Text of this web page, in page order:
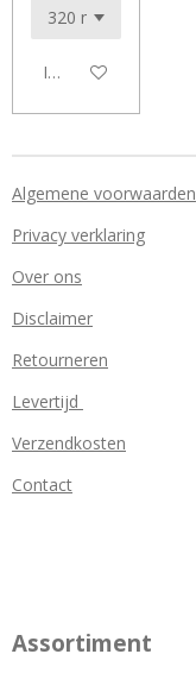
In winkelwagen
Algemene voorwaarden
Privacy verklaring
Over ons
Disclaimer
Retourneren
Levertijd
Verzendkosten
Contact
Assortiment